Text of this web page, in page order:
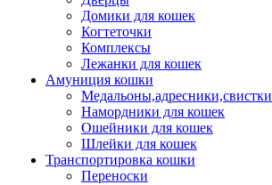
Домики для кошек
Когтеточки
Комплексы
Лежанки для кошек
Амуниция кошки
Медальоны,адресники,свистки
Намордники для кошек
Ошейники для кошек
Шлейки для кошек
Транспортировка кошки
Переноски